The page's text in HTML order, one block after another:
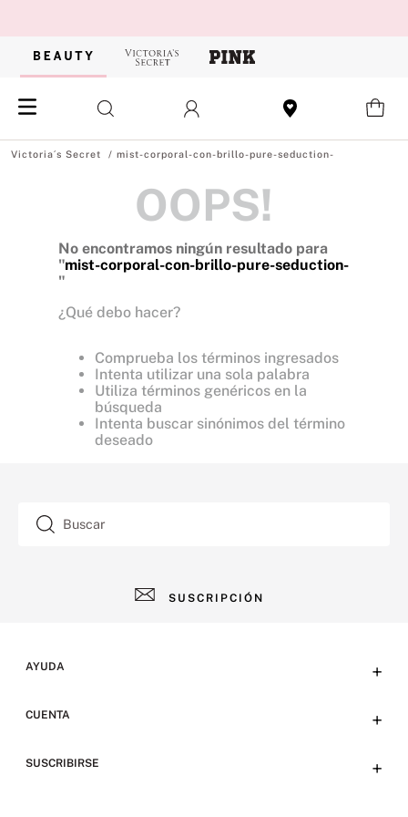
mist-corporal-con-brillo-pure-seduction-
OOPS!
No encontramos ningún resultado para
"mist-corporal-con-brillo-pure-seduction-
"
¿Qué debo hacer?
Comprueba los términos ingresados
Intenta utilizar una sola palabra
Utiliza términos genéricos en la
búsqueda
Intenta buscar sinónimos del término
deseado
Buscar
SUSCRIPCIÓN
AYUDA +
Preguntas frecuentes
CUENTA +
SUSCRIBIRSE +